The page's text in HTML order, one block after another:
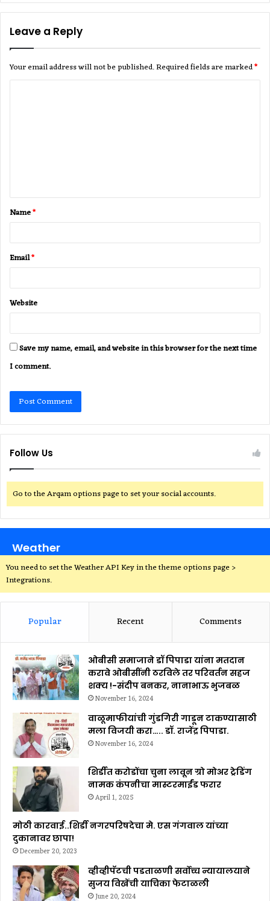
Leave a Reply
Your email address will not be published.Required fields are marked*
t
*
Name*
Email*
Website
Save my name, email, and website in this browser for the next time
I comment.
Follow Us
Go to the Arqam options page to set your social accounts.
Weather
You need to set the Weather API Key in the theme options page >
Integrations.
Popular Recent Comments
ओबीसी समाजाने डॉ पिपाडा यांना मतदान
करावे ओबीसींनी ठरविले तर परिवर्तन सहज
शक्य !-संदीप बनकर, नानाभाऊ भुजबळ
November 16, 2024
वाळूमाफीयांची गुंडगिरी गाडून टाकण्यासाठी
मला विजयी करा….. डॉ. राजेंद्र पिपाडा.
November 16, 2024
शिर्डीत करोडोंचा चुना लावून ग्रो मोअर ट्रेडिंग
नामक कंपनीचा मास्टरमाईंड फरार
April 1, 2025
मोठी कारवाई..शिर्डी नगरपरिषदेचा मे. एस गंगवाल यांच्या
दुकानावर छापा!
December 20, 2023
व्हीव्हीपॅटची पडताळणी सर्वोच्च न्यायालयाने
सुजय विखेंची याचिका फेटाळली
June 20, 2024